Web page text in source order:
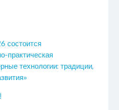
состоится
практическая
технологии: традиции,